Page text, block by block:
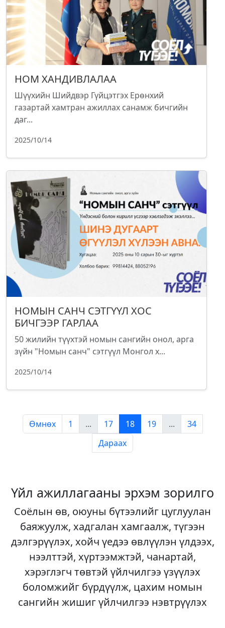
НОМ ХАНДИВЛАЛАА
Шүүхийн Шийдвэр Гүйцэтгэх Ерөнхий
газартай хамтран ажиллах санамж бичгийн
даг...
2025/10/14
НОМЫН САНЧ СЭТГҮҮЛ ХОС
БИЧГЭЭР ГАРЛАА
50 жилийн түүхтэй номын сангийн онол, арга
зүйн "Номын санч" сэтгүүл Монгол х...
2025/10/14
Өмнөх 1 ... 17 18 19 ...
34
Дараах
Үйл ажиллагааны эрхэм зорилго
Соёлын өв, оюуны бүтээлийг цуглуулан
баяжуулж, хадгалан хамгаалж, түгээн
дэлгэрүүлэх, хойч үедээ өвлүүлэн үлдээх,
нээлттэй, хүртээмжтэй, чанартай,
хэрэглэгч төвтэй үйлчилгээ үзүүлэх
боломжийг бүрдүүлж, цахим номын
сангийн жишиг үйлчилгээ нэвтрүүлэх